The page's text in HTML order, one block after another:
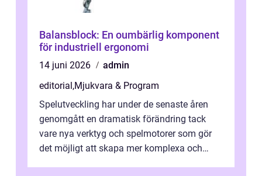
Balansblock: En oumbärlig komponent
för industriell ergonomi
14 juni 2026
admin
editorial,Mjukvara & Program
Spelutveckling har under de senaste åren
genomgått en dramatisk förändring tack
vare nya verktyg och spelmotorer som gör
det möjligt att skapa mer komplexa och